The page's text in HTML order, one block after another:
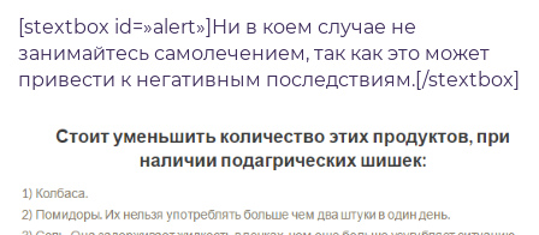
[stextbox id=»alert»]Ни в коем случае не
занимайтесь самолечением, так как это может
привести к негативным последствиям.[/stextbox]